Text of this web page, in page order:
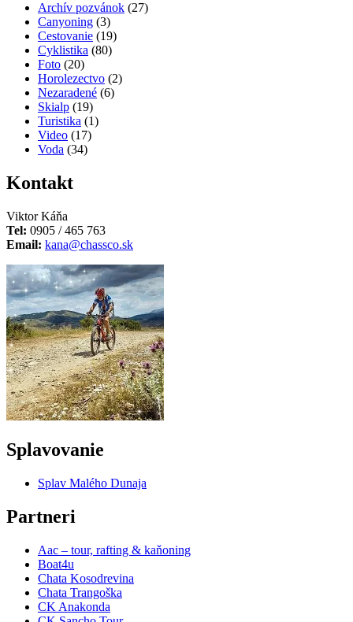
Archív pozvánok (27)
Canyoning (3)
Cestovanie (19)
Cyklistika (80)
Foto (20)
Horolezectvo (2)
Nezaradené (6)
Skialp (19)
Turistika (1)
Video (17)
Voda (34)
Kontakt
Viktor Káňa
Tel: 0905 / 465 763
Email: kana@chassco.sk
Splavovanie
Splav Malého Dunaja
Partneri
Aac – tour, rafting & kaňoning
Boat4u
Chata Kosodrevina
Chata Trangoška
CK Anakonda